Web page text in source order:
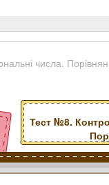
числа.
Тест №8.